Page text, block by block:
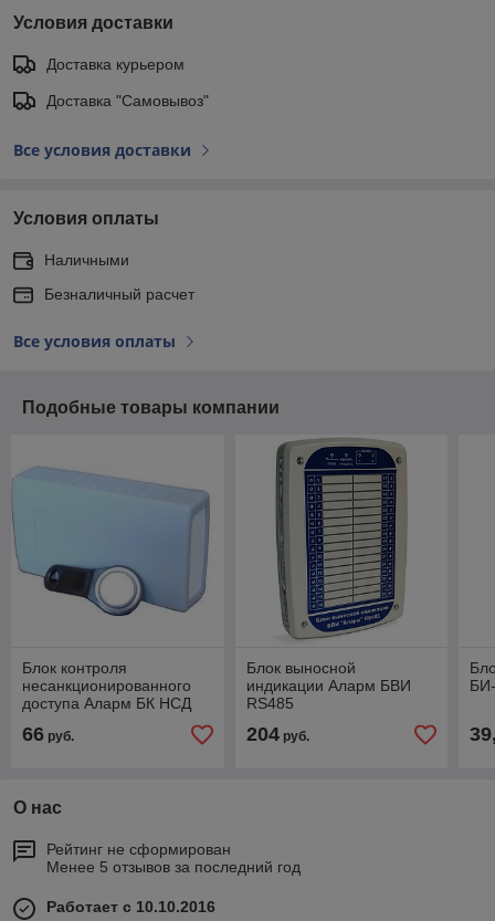
Условия доставки
Доставка курьером
Доставка "Самовывоз"
Все условия доставки
Условия оплаты
Наличными
Безналичный расчет
Все условия оплаты
Подобные товары компании
Блок контроля
несанкционированного
доступа Аларм БК НСД
66 руб.
Блок выносной
индикации Аларм БВИ
RS485
204руб.
О нас
Рейтинг не сформирован
Менее 5 отзывов за последний год
Работает с 10.10.2016